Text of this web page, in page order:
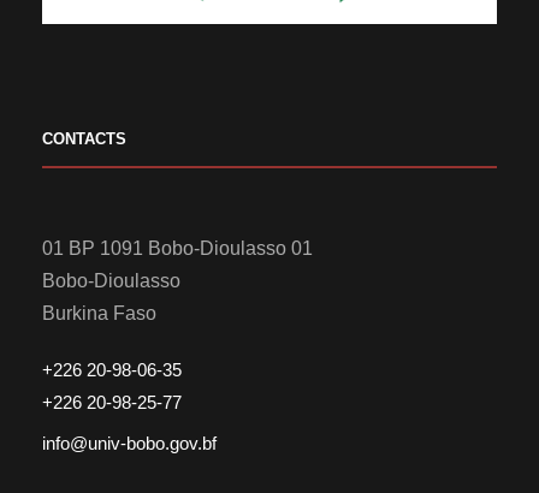
CONTACTS
01 BP 1091 Bobo-Dioulasso 01
Bobo-Dioulasso
Burkina Faso
+226 20-98-06-35
+226 20-98-25-77
info@univ-bobo.gov.bf